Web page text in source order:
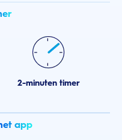
2-minuten timer
app